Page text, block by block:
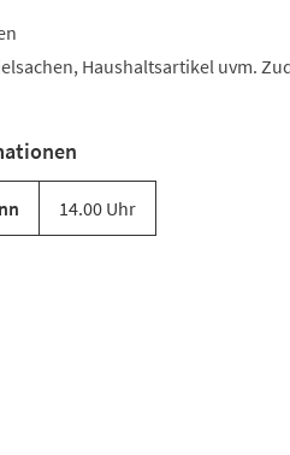
Haushaltsartikel uvm.
14.00 Uhr